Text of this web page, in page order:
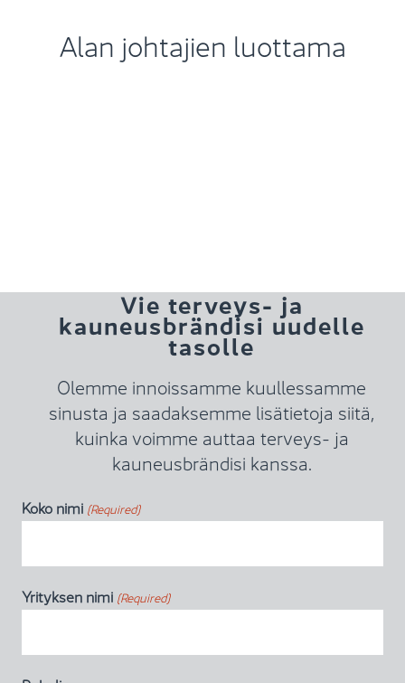
Alan johtajien luottama
Vie terveys- ja
kauneusbrändisi uudelle
tasolle
Olemme innoissamme kuullessamme
sinusta ja saadaksemme lisätietoja siitä,
kuinka voimme auttaa terveys- ja
kauneusbrändisi kanssa.
Koko nimi (Required)
Yrityksen nimi (Required)